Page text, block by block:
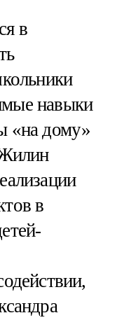
в
навыки
«на дому»
в